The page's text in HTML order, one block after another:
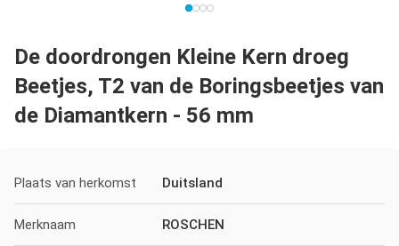
De doordrongen Kleine Kern droeg
Beetjes, T2 van de Boringsbeetjes van
de Diamantkern - 56 mm
Plaats van herkomst Duitsland
Merknaam ROSCHEN